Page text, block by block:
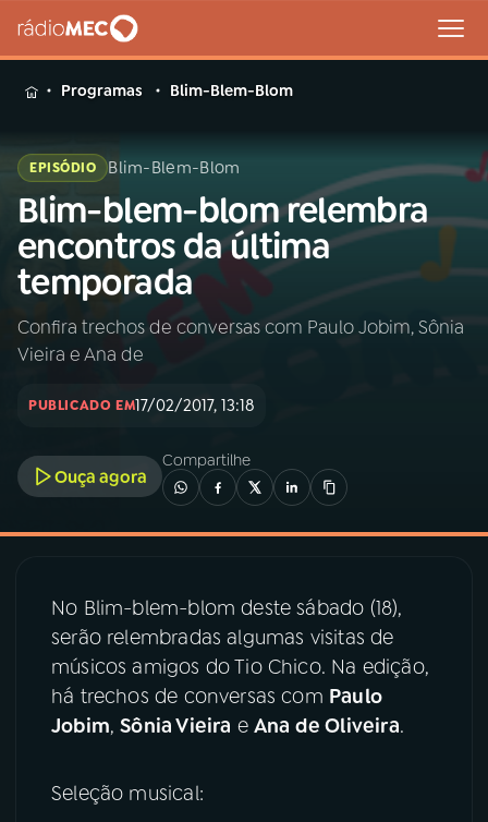
MENU
Buscar
na
Rádio
MEC
Buscar
Início AO VIVO
INÍCIO
A RÁDIO
03PROGRAMAÇÃO
04 PROGRAMAS
05 PODCASTS
Programas Blim-Blem-Blom
EPISÓDIO Blim-Blem-Blom
Blim-blem-blom relembra
encontros da última
temporada
Confira trechos de conversas com Paulo Jobim, Sônia
Vieira e Ana de
PUBLICADO EM17/02/2017, 13:18
Ouça agora
Compartilhe
No Blim-blem-blom deste sábado (18),
serão relembradas algumas visitas de
músicos amigos do Tio Chico. Na edição,
há trechos de conversas com Paulo
Jobim,Sônia Vieira e Ana de Oliveira.
Seleção musical: